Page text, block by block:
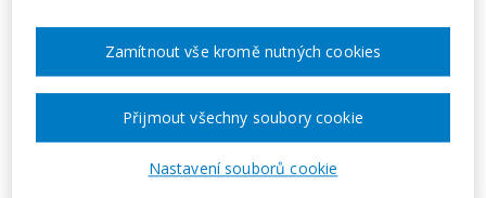
MÍSTO
Zlínský
Nastavení souborů cookie
Zamítnout vše kromě nutných cookies
Přijmout všechny soubory cookie